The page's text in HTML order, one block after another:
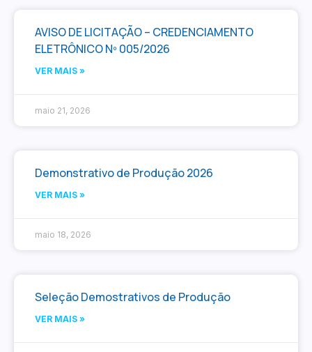
AVISO DE LICITAÇÃO – CREDENCIAMENTO
ELETRÔNICO Nº 005/2026
VER MAIS »
maio 21, 2026
Demonstrativo de Produção 2026
VER MAIS »
maio 18, 2026
Seleção Demostrativos de Produção
VER MAIS »